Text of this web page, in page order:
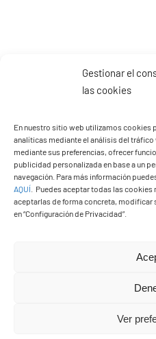
Gestionar el
las cookies
En nuestro sitio web utilizamos cookies
analíticas mediante el análisis del
mediante sus preferencias, ofrecer
publicidad personalizada en base a un
navegación. Para más información
AQUÍ
Puedes aceptar todas las cookies
aceptarlas de forma concreta, modificar
en “Configuración de Privacidad”.
Ver